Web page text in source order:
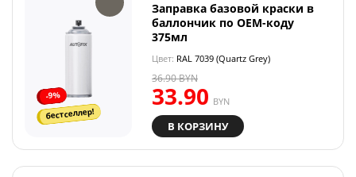
-9%
бестселлер!
Заправка базовой краски в
баллончик по OEM-коду
375мл
Цвет: RAL 7039 (Quartz Grey)
33.90 BYN
36.90BYN
В КОРЗИНУ